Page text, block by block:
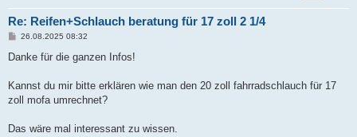
Re: Reifen+Schlauch beratung für 17 zoll 2 1/4
B
i
a
26.08.2025 08:32
Danke für die ganzen Infos!
Kannst du mir bitte erklären wie man den 20 zoll fahrradschlauch für 17
zoll mofa umrechnet?
Das wäre mal interessant zu wissen.